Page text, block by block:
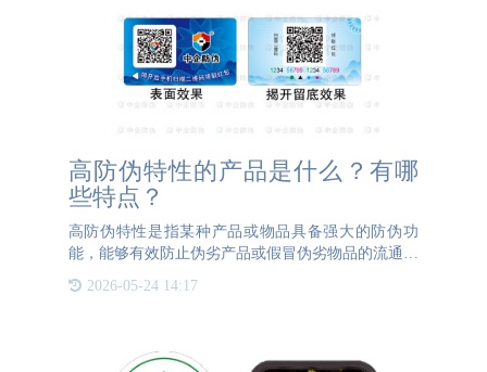
高防伪特性的产品是什么？有哪
些特点？
高防伪特性是指某种产品或物品具备强大的防伪功
能，能够有效防止伪劣产品或假冒伪劣物品的流通和
穷，给人们的生活和健康安全带来了严重的威胁。因
2026-05-24 14:17